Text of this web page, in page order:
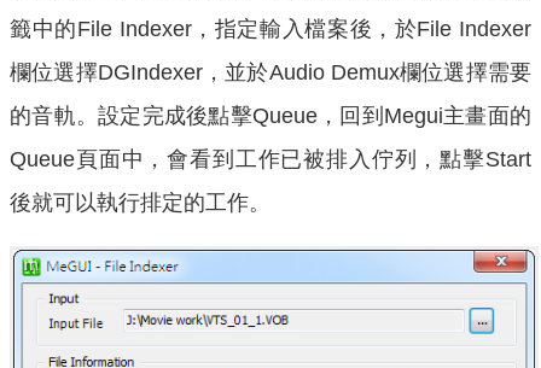
籤中的File Indexer，指定輸入檔案後，於File Indexer
欄位選擇DGIndexer，並於Audio Demux欄位選擇需要
的音軌。設定完成後點擊Queue，回到Megui主畫面的
Queue頁面中，會看到工作已被排入佇列，點擊Start
後就可以執行排定的工作。